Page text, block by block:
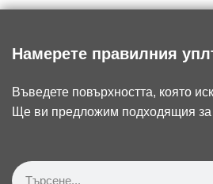
Намерете правилния
Въведете повърхността, която
Ще ви предложим подходящия за